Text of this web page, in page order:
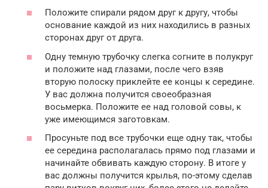
Положите спирали рядом друг к другу, чтобы
основание каждой из них находились в разных
сторонах друг от друга.
Одну темную трубочку слегка согните в полукруг
и положите над глазами, после чего взяв
вторую полоску приклейте ее концы к середине.
У вас должна получится своеобразная
восьмерка. Положите ее над головой совы, к
уже имеющимся заготовкам.
Просуньте под все трубочки еще одну так, чтобы
ее середина располагалась прямо под глазами и
начинайте обвивать каждую сторону. В итоге у
вас должны получится крылья, по-этому сделав